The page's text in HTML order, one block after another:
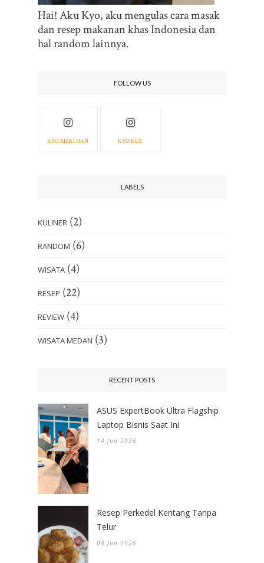
Hai! Aku Kyo, aku mengulas cara masak
dan resep makanan khas Indonesia dan
hal random lainnya.
FOLLOW US
KYO RIZKI HAN KYO KUE
LABELS
KULINER (2)
RANDOM (6)
WISATA (4)
RESEP (22)
REVIEW (4)
WISATA MEDAN (3)
RECENT POSTS
ASUS ExpertBook Ultra Flagship
Laptop Bisnis Saat Ini
14 Jun 2026
Resep Perkedel Kentang Tanpa
Telur
08 Jun 2026